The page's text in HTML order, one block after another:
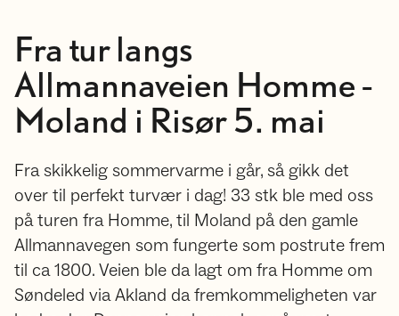
Fra tur langs
Allmannaveien Homme -
Moland i Risør 5. mai
Fra skikkelig sommervarme i går, så gikk det
over til perfekt turvær i dag! 33 stk ble med oss
på turen fra Homme, til Moland på den gamle
Allmannavegen som fungerte som postrute frem
til ca 1800. Veien ble da lagt om fra Homme om
Søndeled via Akland da fremkommeligheten var